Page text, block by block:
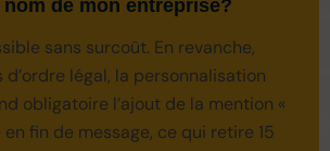
nom de mon entreprise?
sans surcoût. En revanche,
légal, la personnalisation
obligatoire l’ajout de la mention «
en fin de message, ce qui retire 15